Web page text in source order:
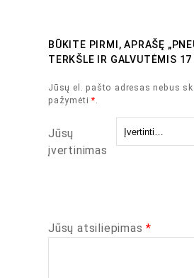
BŪKITE PIRMI, APRAŠĘ
TERKŠLE IR GALVUTĖMIS
Jūsų el. pašto adresas nebus
pažymėti*.
Jūsų
įvertinimas
Jūsų atsiliepimas*